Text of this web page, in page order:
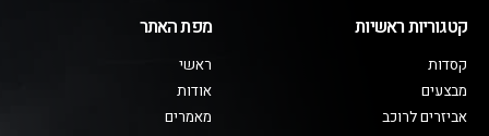
קטגוריות ראשיות
קסדות
מבצעים
אביזרים לרוכב
מפת האתר
ראשי
אודות
מאמרים